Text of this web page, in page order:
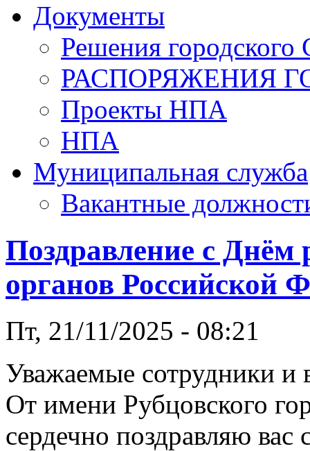
Документы
Решения городского
РАСПОРЯЖЕНИЯ
Проекты НПА
НПА
Муниципальная служба
Вакантные
Поздравление с Днём
органов Российской
Пт, 21/11/2025 - 08:21
Уважаемые сотрудники и
От имени Рубцовского
сердечно поздравляю